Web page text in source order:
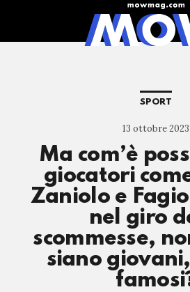
SPORT
13 ottobre 2023
Ma com’è
giocatori
Zaniolo e
nel giro
scommesse,
siano